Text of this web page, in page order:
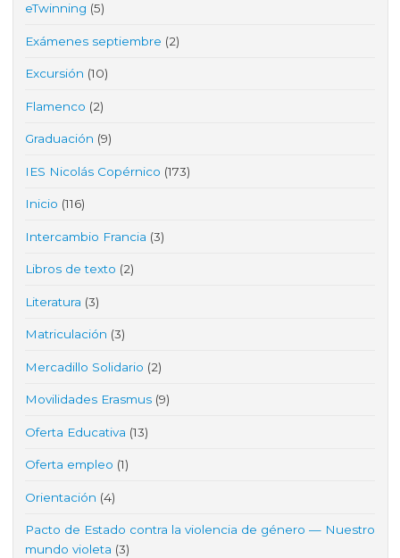
eTwinning (5)
Exámenes septiembre (2)
Excursión (10)
Flamenco (2)
Graduación (9)
IES Nicolás Copérnico (173)
Inicio (116)
Intercambio Francia (3)
Libros de texto (2)
Literatura (3)
Matriculación (3)
Mercadillo Solidario (2)
Movilidades Erasmus (9)
Oferta Educativa (13)
Oferta empleo (1)
Orientación (4)
Pacto de Estado contra la violencia de género — Nuestro
mundo violeta (3)